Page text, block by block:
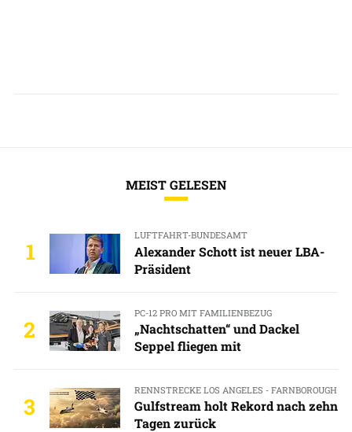
MEIST GELESEN
1
LUFTFAHRT-BUNDESAMT
Alexander Schott ist neuer LBA-
Präsident
2
PC-12 PRO MIT FAMILIENBEZUG
„Nachtschatten“ und Dackel
Seppel fliegen mit
3
RENNSTRECKE LOS ANGELES - FARNBOROUGH
Gulfstream holt Rekord nach zehn
Tagen zurück